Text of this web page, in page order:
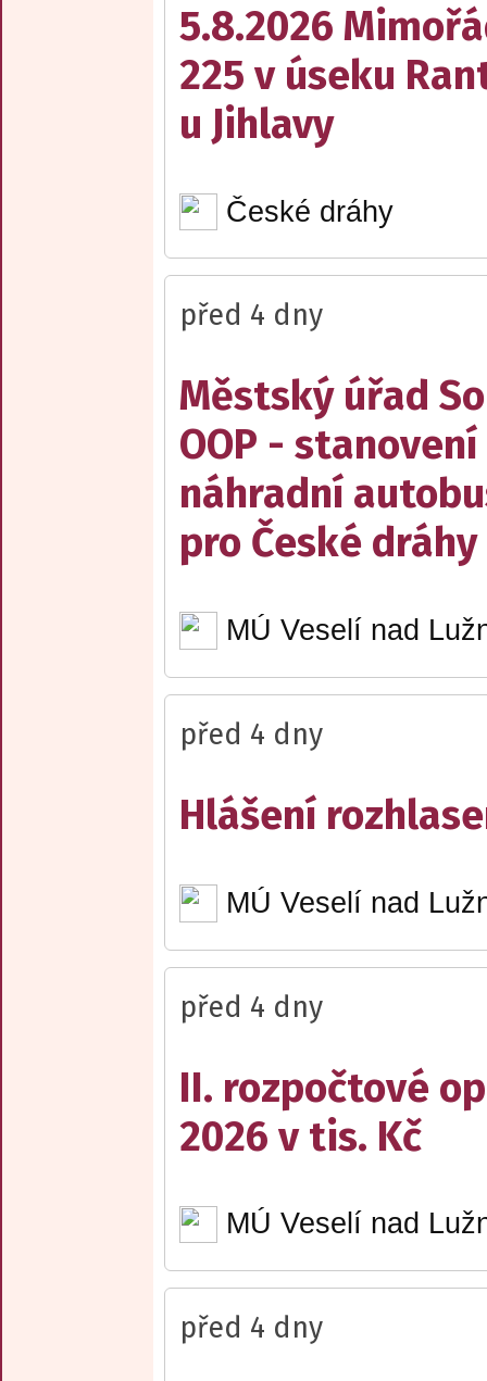
5.8.2026
225 v úseku
u Jihlavy
České dráhy
před 4 dny
Městský úřad
OOP -
náhradní
pro České dráhy
MÚ Veselí nad
před 4 dny
Hlášení
MÚ Veselí nad
před 4 dny
II. rozpočtové
2026 v tis. Kč
MÚ Veselí nad
před 4 dny